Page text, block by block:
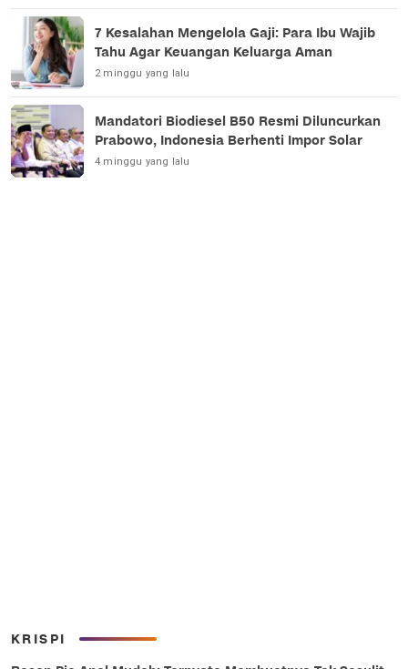
7 Kesalahan Mengelola Gaji: Para Ibu Wajib
Tahu Agar Keuangan Keluarga Aman
2 minggu yang lalu
Mandatori Biodiesel B50 Resmi Diluncurkan
Prabowo, Indonesia Berhenti Impor Solar
4 minggu yang lalu
KRISPI